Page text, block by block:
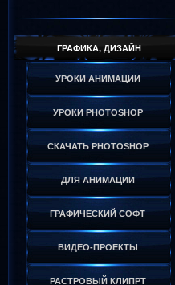
ГРАФИКА, ДИЗАЙН
УРОКИ АНИМАЦИИ
УРОКИ PHOTOSHOP
СКАЧАТЬ PHOTOSHOP
ДЛЯ АНИМАЦИИ
ГРАФИЧЕСКИЙ СОФТ
ВИДЕО-ПРОЕКТЫ
РАСТРОВЫЙ КЛИПРТ